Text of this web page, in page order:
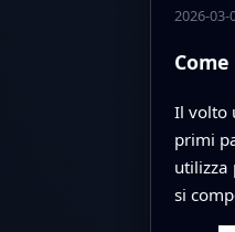
2026-03-
Il volto
primi
utilizza
si